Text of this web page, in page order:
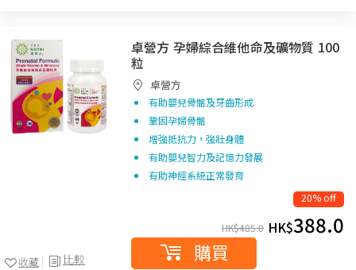
比較
收藏
卓營方 孕婦綜合維他命及礦物質 100
粒
卓營方
有助嬰兒骨骼及牙齒形成
鞏固孕婦骨骼
增強抵抗力，強壯身體
有助嬰兒智力及記憶力發展
有助神經系統正常發育
20% off
HK$485.0 HK$388.0
購買